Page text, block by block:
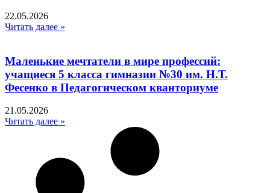
22.05.2026
Читать далее »
Маленькие мечтатели в мире профессий:
учащиеся 5 класса гимназии №30 им. Н.Т.
Фесенко в Педагогическом кванториуме
21.05.2026
Читать далее »